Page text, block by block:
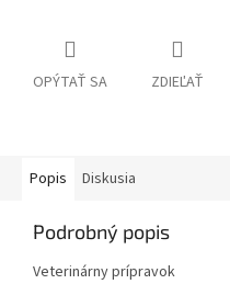
OPÝTAŤ SA ZDIEĽAŤ
Popis Diskusia
Podrobný popis
Veterinárny prípravok